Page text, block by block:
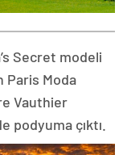
Secret modeli
Paris Moda
Vauthier
podyuma çıktı.